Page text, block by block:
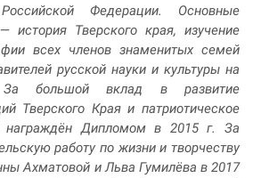
Федерации. Основные
история Тверского края, изучение
всех членов знаменитых семей
русской науки и культуры на
большой вклад в развитие
Тверского Края и патриотическое
награждён Дипломом в 2015 г. За
работу по жизни и творчеству
Ахматовой и Льва Гумилёва в 2017